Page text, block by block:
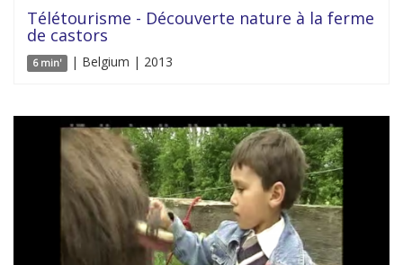
Télétourisme - Découverte nature à la ferme
de castors
6 min' | Belgium | 2013